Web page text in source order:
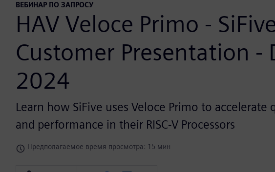
ВЕБИНАР ПО ЗАПРОСУ
HAV Veloce Primo -
Customer Presentation -
2024
Learn how SiFive uses Veloce Primo to accelerate
and performance in their RISC-V Processors
Предполагаемое время просмотра: 15 мин